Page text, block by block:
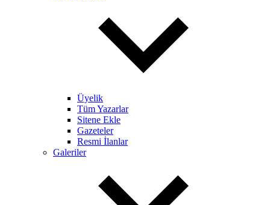
Üyelik
Tüm Yazarlar
Sitene Ekle
Gazeteler
Resmi İlanlar
Galeriler